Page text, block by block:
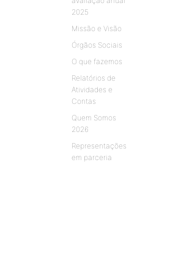
2025
Missão e Visão
Órgãos Sociais
O que fazemos
Relatórios de
Atividades e
Contas
Quem Somos
2026
Representações
em parceria